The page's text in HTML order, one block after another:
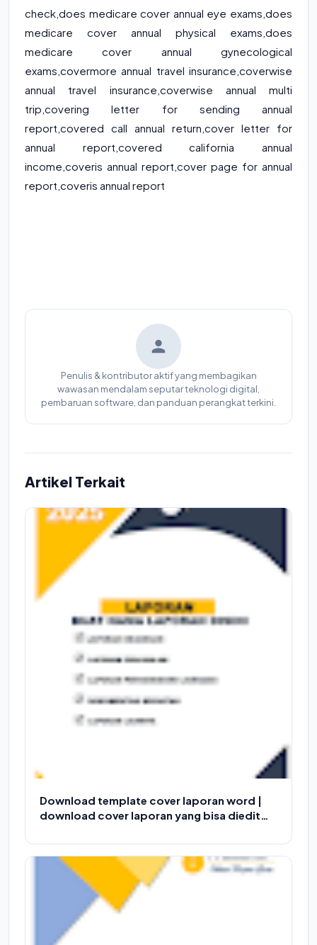
check does medicare cover annual eye exams does
medicare cover annual physical exams does
medicare cover annual gynecological
exams covermore annual travel insurance coverwise
annual travel insurance coverwise annual multi
trip covering letter for sending annual
report covered call annual return cover letter for
annual report covered california annual
income coveris annual report cover page for annual
report coveris annual report
Penulis & kontributor aktif yang membagikan
wawasan mendalam seputar teknologi digital,
pembaruan software, dan panduan perangkat terkini.
Artikel Terkait
Download template cover laporan word |
download cover laporan yang bisa diedit